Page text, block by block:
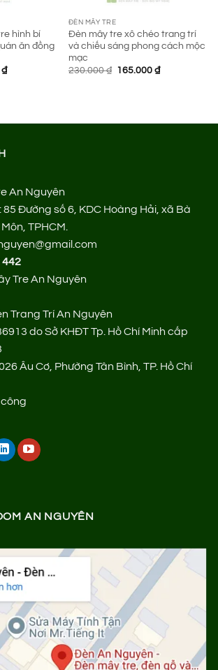
hình bí
ăn đồng
₫Giá
ĐÈN MÂY TRE
Đèn mây tre xô chéo trang trí
và chiếu sáng phong cách mộc
mạc
230.000₫ Giá
165.000 ₫Giá
An Nguyên
85 Đường số 6, KDC Hoàng Hải, xã Bà
TPHCM.
442
Tre An Nguyên
Trang Trí An Nguyên
do Sở KHĐT Tp. Hồ Chí Minh cấp
Âu Cơ, Phường Tân Bình, TP. Hồ Chí
AN NGUYÊN